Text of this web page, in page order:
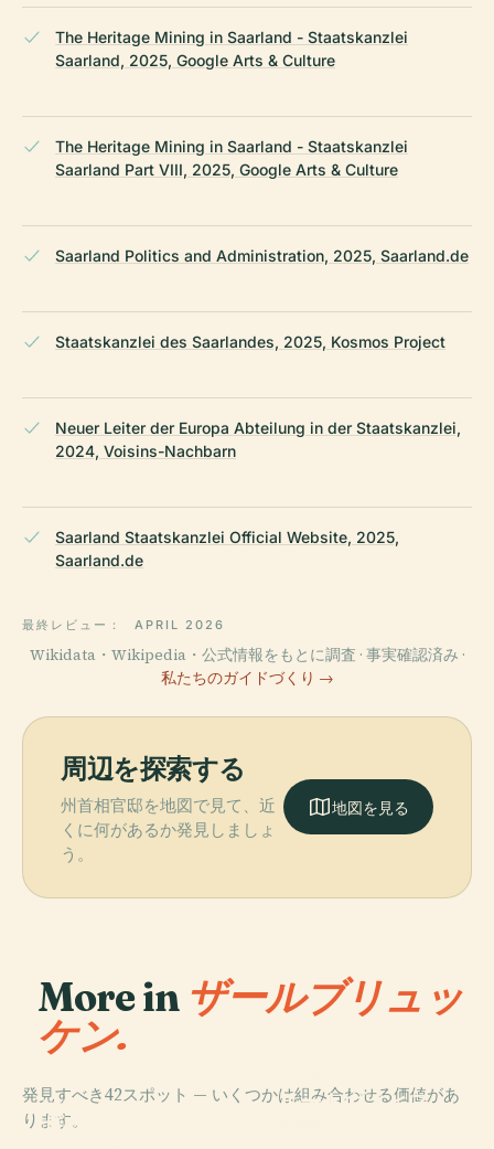
The Heritage Mining in Saarland - Staatskanzlei
Saarland, 2025, Google Arts & Culture
The Heritage Mining in Saarland - Staatskanzlei
Saarland Part VIII, 2025, Google Arts & Culture
Saarland Politics and Administration, 2025, Saarland.de
Staatskanzlei des Saarlandes, 2025, Kosmos Project
Neuer Leiter der Europa Abteilung in der Staatskanzlei,
2024, Voisins-Nachbarn
Saarland Staatskanzlei Official Website, 2025,
Saarland.de
最終レビュー： APRIL 2026
Wikidata・Wikipedia・公式情報をもとに調査 · 事実確認済み ·
私たちのガイドづくり →
周辺を探索する
州首相官邸を地図で見て、近
くに何があるか発見しましょ
う。
地図を見る
More in ザールブリュッ
ケン.
発見すべき42スポット — いくつかは組み合わせる価値があ
ります。
PLACE
ザールラント州
ルートヴィヒス
PLACE